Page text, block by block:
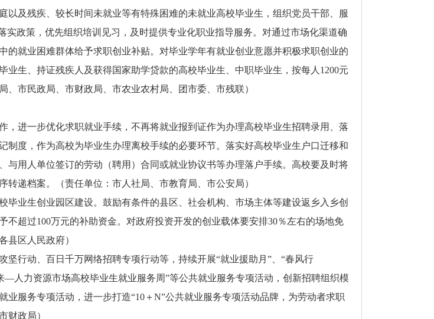
以及残疾、较长时间未就业等有特殊困难的未就业高校毕业生，组织党员干部、服
政策，优先组织培训见习，及时提供专业化职业指导服务。对通过市场化渠道确
就业困难群体给予求职创业补贴。对毕业学年有就业创业意愿并积极求职创业的
生、持证残疾人及获得国家助学贷款的高校毕业生、中职毕业生，按每人1200元
市民政局、市财政局、市农业农村局、团市委、市残联）
，进一步优化求职就业手续，不再将就业报到证作为办理高校毕业生招聘录用、落
制度，作为高校为毕业生办理离校手续的必要环节。落实好高校毕业生户口迁移和
用人单位签订的劳动（聘用）合同或就业协议书等办理落户手续。高校要及时将
递档案。（责任单位：市人社局、市教育局、市公安局）
毕业生创业园区建设。鼓励有条件的县区、社会机构、市场主体等建设返乡入乡创
超过100万元的补助资金。对政府投资开发的创业载体要安排30％左右的场地免
县区人民政府）
坚行动、百日千万网络招聘专项行动等，持续开展“就业援助月”、“春风行
—人力资源市场高校毕业生就业服务周”等公共就业服务专项活动，创新招聘组织模
服务专项活动，进一步打造“10＋N”公共就业服务专项活动品牌，为劳动者求职
财政局）